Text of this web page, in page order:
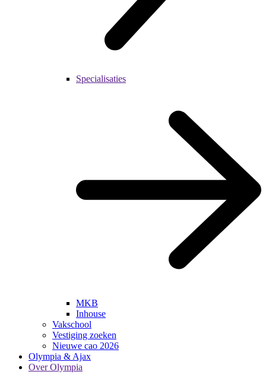
Specialisaties
MKB
Inhouse
Vakschool
Vestiging zoeken
Nieuwe cao 2026
Olympia & Ajax
Over Olympia